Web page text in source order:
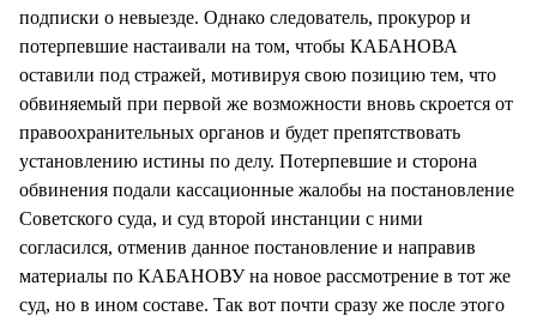
подписки о невыезде. Однако следователь, прокурор и
потерпевшие настаивали на том, чтобы КАБАНОВА
оставили под стражей, мотивируя свою позицию тем, что
обвиняемый при первой же возможности вновь скроется от
правоохранительных органов и будет препятствовать
установлению истины по делу. Потерпевшие и сторона
обвинения подали кассационные жалобы на постановление
Советского суда, и суд второй инстанции с ними
согласился, отменив данное постановление и направив
материалы по КАБАНОВУ на новое рассмотрение в тот же
суд, но в ином составе. Так вот почти сразу же после этого